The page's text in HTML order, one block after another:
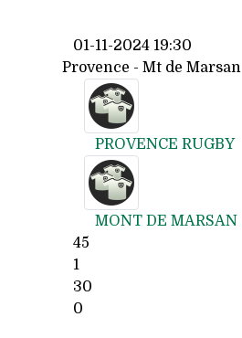
01-11-2024 19:30
Provence - Mt de Marsan
PROVENCE RUGBY
MONT DE MARSAN
45
1
30
0